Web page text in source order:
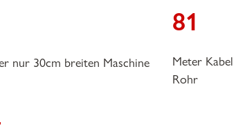
nur 30cm breiten Maschine
81
Meter
Rohr